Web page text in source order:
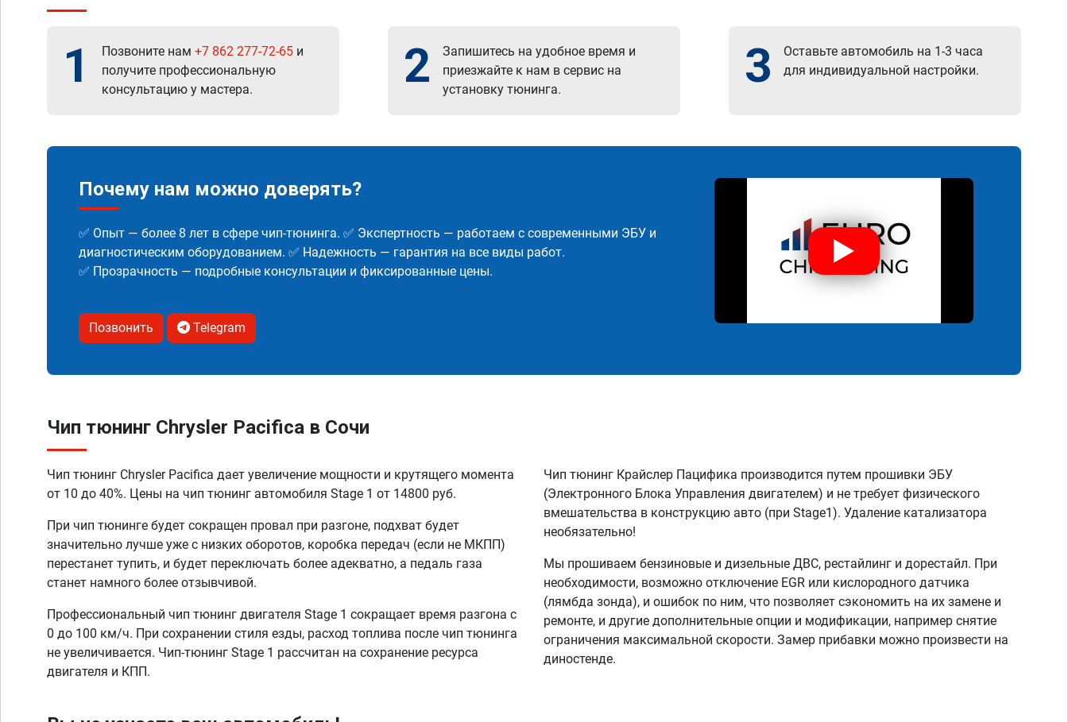
1 Позвоните нам +7 862 277-72-65 и
получите профессиональную
консультацию у мастера.
2
Запишитесь на удобное время и
приезжайте к нам в сервис на
установку тюнинга.
3
Оставьте автомобиль на 1-3 часа
для индивидуальной настройки.
Почему нам можно доверять?
✅ Опыт — более 8 лет в сфере чип-тюнинга. ✅ Экспертность — работаем с современными ЭБУ и
диагностическим оборудованием. ✅ Надежность — гарантия на все виды работ.
✅ Прозрачность — подробные консультации и фиксированные цены.
Позвонить Telegram
Чип тюнинг Chrysler Pacifica в Сочи
Чип тюнинг Chrysler Pacifica дает увеличение мощности и крутящего момента
от 10 до 40%. Цены на чип тюнинг автомобиля Stage 1 от 14800 руб.
При чип тюнинге будет сокращен провал при разгоне, подхват будет
значительно лучше уже с низких оборотов, коробка передач (если не МКПП)
перестанет тупить, и будет переключать более адекватно, а педаль газа
станет намного более отзывчивой.
Профессиональный чип тюнинг двигателя Stage 1 сокращает время разгона с
0 до 100 км/ч. При сохранении стиля езды, расход топлива после чип тюнинга
не увеличивается. Чип-тюнинг Stage 1 рассчитан на сохранение ресурса
двигателя и КПП.
Чип тюнинг Крайслер Пацифика производится путем прошивки ЭБУ
(Электронного Блока Управления двигателем) и не требует физического
вмешательства в конструкцию авто (при Stage1). Удаление катализатора
необязательно!
Мы прошиваем бензиновые и дизельные ДВС, рестайлинг и дорестайл. При
необходимости, возможно отключение EGR или кислородного датчика
(лямбда зонда), и ошибок по ним, что позволяет сэкономить на их замене и
ремонте, и другие дополнительные опции и модификации, например снятие
ограничения максимальной скорости. Замер прибавки можно произвести на
диностенде.